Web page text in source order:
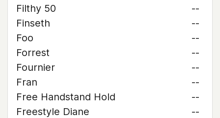
Filthy 50
--
Finseth
--
Foo
--
Forrest
--
Fournier
--
Fran
--
Free Handstand Hold
--
Freestyle Diane
--